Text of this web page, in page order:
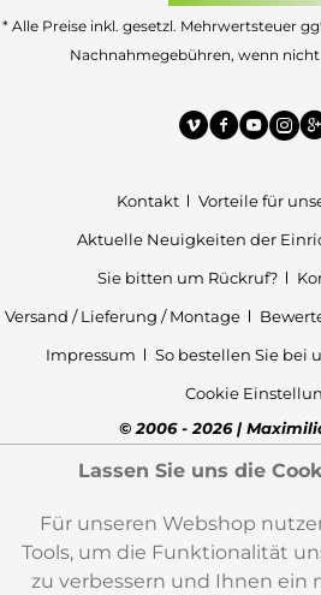
* Alle Preise inkl. gesetzl. Mehrwertsteuer
Nachnahmegebühren, wenn
Kontakt
Vorteile für
Aktuelle Neuigkeiten der
Sie bitten um Rückruf?
Versand / Lieferung / Montage
Impressum
So bestellen Sie bei
Cookie
© 2006 - 2026 |
Lassen Sie uns die
Für unseren Webshop
Tools, um die Funktionalität
zu verbessern und Ihnen ein